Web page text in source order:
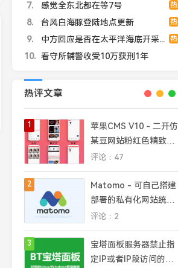
7
热
感觉全东北都在等7号
8
热
台风白海豚登陆地点更新
9
热
中方回应是否在太平洋海底开采稀土
10
看守所辅警收受10万获刑1年
热评文章
1
苹果CMS V10 - 二开仿
某豆网站粉红色精致模
板
评论：47
2
Matomo - 可自己搭建
部署的私有化网站统计
平台，完全掌控网站数
据安全和隐私
评论：2
3
宝塔面板服务器禁止指
定IP或者IP段访问的几